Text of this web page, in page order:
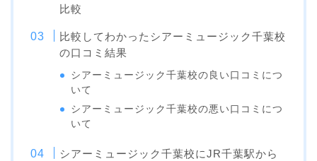
比較
比較してわかったシアーミュージック千葉校
の口コミ結果
シアーミュージック千葉校の良い口コミにつ
いて
シアーミュージック千葉校の悪い口コミにつ
いて
シアーミュージック千葉校にJR千葉駅から